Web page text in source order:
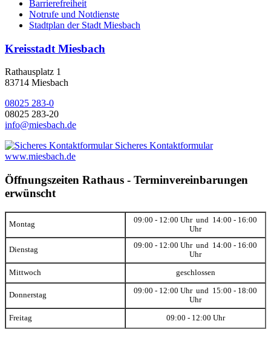
Barrierefreiheit
Notrufe und Notdienste
Stadtplan der Stadt Miesbach
Kreisstadt Miesbach
Rathausplatz 1
83714 Miesbach
08025 283-0
08025 283-20
info@miesbach.de
Sicheres Kontaktformular
www.miesbach.de
Öffnungszeiten Rathaus - Terminvereinbarungen
erwünscht
Montag
09:00 - 12:00 Uhr und 14:00 - 16:00
Uhr
Dienstag
09:00 - 12:00 Uhr und 14:00 - 16:00
Uhr
Mittwoch geschlossen
Donnerstag
09:00 - 12:00 Uhr und 15:00 - 18:00
Uhr
Freitag 09:00 - 12:00 Uhr